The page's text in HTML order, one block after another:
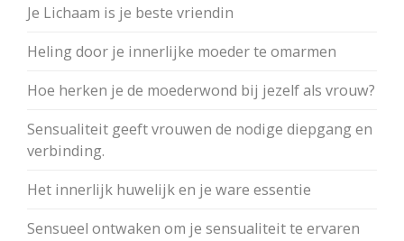
Je Lichaam is je beste vriendin
Heling door je innerlijke moeder te omarmen
Hoe herken je de moederwond bij jezelf als vrouw?
Sensualiteit geeft vrouwen de nodige diepgang en
verbinding.
Het innerlijk huwelijk en je ware essentie
Sensueel ontwaken om je sensualiteit te ervaren